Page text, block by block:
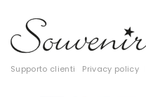
Tute
Tutti
Gift Card
Supporto clienti Privacy policy